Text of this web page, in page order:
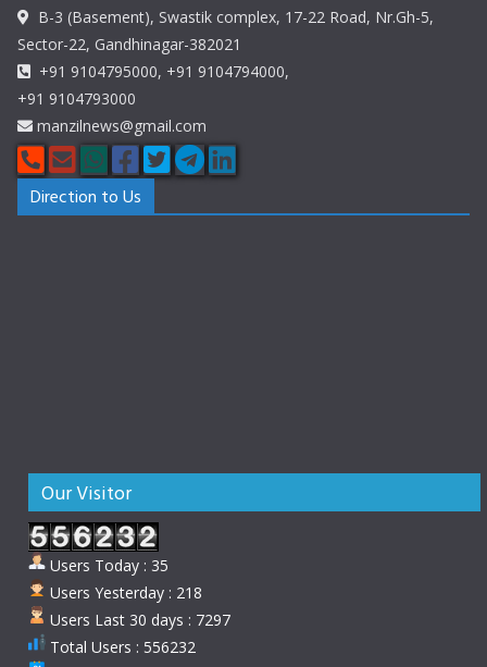
B-3 (Basement), Swastik complex, 17-22 Road, Nr.Gh-5,
Sector-22, Gandhinagar-382021
+91 9104795000, +91 9104794000,
+91 9104793000
manzilnews@gmail.com
Direction to Us
Our Visitor
Users Today : 35
Users Yesterday : 218
Users Last 30 days : 7297
Total Users : 556232